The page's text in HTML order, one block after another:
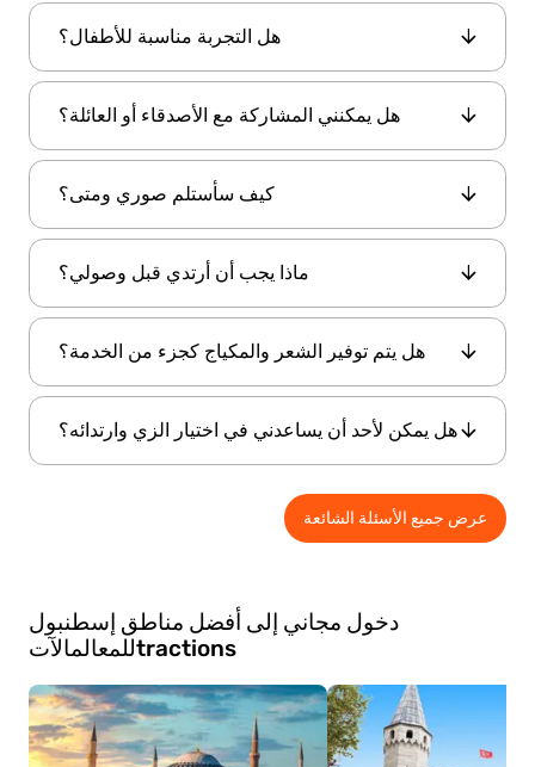
لا، تحتوي الحزمة على صور رقمية فقط. ومع ذلك،
تتوفر الطباعة الفعلية وألبومات الصور المخصصة
للشراء في الاستوديو إذا رغبت بذلك.
هل التجربة مناسبة للأطفال؟
نعم، النشاط مناسب للضيوف من جميع الأعمار.
يستمتع الأطفال بشكل خاص بارتداء الملابس الزاهية
والملونة.
هل يمكنني المشاركة مع الأصدقاء أو العائلة؟
بالطبع. تُرحّب المجموعات ويمكنها التقاط الصور معًا،
مما يجعلها ذكرى مشتركة رائعة للأزواج أو العائلات أو
الأصدقاء.
كيف سأستلم صوري ومتى؟
سيتم إرسال صورك الرقمية بعد التعديل وبجودة عالية
إلى جهازك المحمول أو عبر البريد الإلكتروني—عادةً
خلال بضع ساعات من الجلسة.
ماذا يجب أن أرتدي قبل وصولي؟
نوصي بارتداء ملابس خفيفة ومريحة من الداخل، حيث
هل يتم توفير الشعر والمكياج كجزء من الخدمة؟
لا، لا يتم تضمين خدمات المكياج وتصفيف الشعر. يجب
على الضيوف الحضور بمظهر جاهز للكاميرا إذا كانوا
هل يمكن لأحد أن يساعدني في اختيار الزي وارتدائه؟
نعم، سيساعدك فريق العمل في اختيار شخصيتك،
والمساعدة في ارتداء الزي، وتقديم نصائح للوقوف
عرض جميع الأسئلة الشائعة
دخول مجاني إلى أفضل مناطق إسطنبول
للمعالمالآتtractions